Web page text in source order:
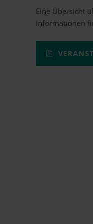
Eine Übersicht
Informationen